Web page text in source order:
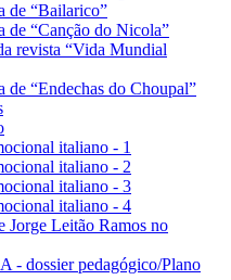
de “Bailarico”
de “Canção do Nicola”
revista “Vida Mundial
“Endechas do Choupal”
italiano - 1
italiano - 2
italiano - 3
italiano - 4
Leitão Ramos no
dossier pedagógico/Plano